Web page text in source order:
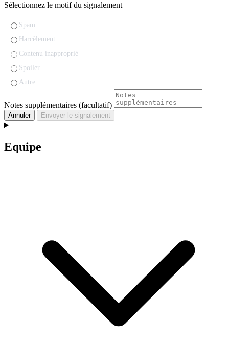
Sélectionnez le motif du signalement
Spam
Harcèlement
Contenu inapproprié
Spoiler
Autre
Notes supplémentaires (facultatif)
Annuler Envoyer le signalement
Equipe